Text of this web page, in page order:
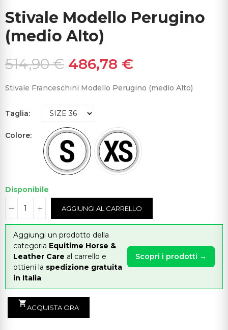
Stivale Modello Perugino
(medio Alto)
514,90 € 486,78 €
Stivale Franceschini Modello Perugino (medio Alto)
Taglia
Colore
Disponibile
AGGIUNGI AL CARRELLO
Aggiungi un prodotto della
categoria Equitime Horse &
Leather Care al carrello e
ottieni la spedizione gratuita
in Italia.
Scopri i prodotti →
shopping_cart
ACQUISTA ORA